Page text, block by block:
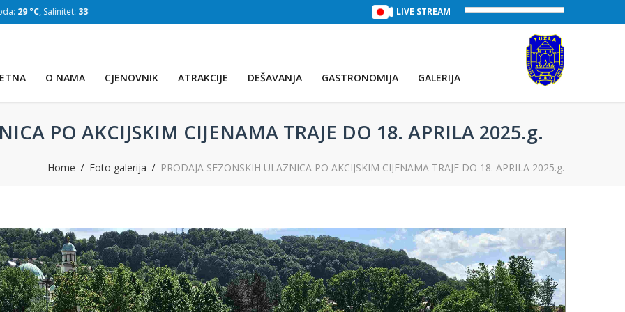
33 g/L) TREĆE JEZERO (Voda:29 °C, Salinitet:32 g/L)
LIVE STREAM
O NAMA CJENOVNIK ATRAKCIJE DEŠAVANJA GASTRONOMIJA GALERIJA
PO AKCIJSKIM CIJENAMA TRAJE DO 18. APRILA 2025.g.
Home Foto galerija PRODAJA SEZONSKIH ULAZNICA PO AKCIJSKIM CIJENAMA TRAJE DO 18. APRILA 2025.g.